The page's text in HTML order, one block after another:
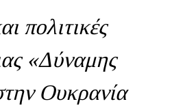
πολιτικές
«Δύναμης
Ουκρανία